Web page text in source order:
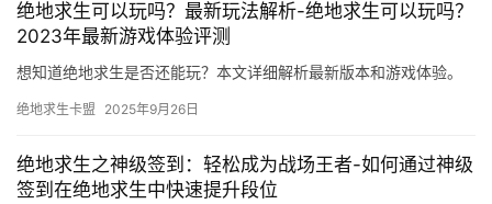
绝地求生可以玩吗？最新玩法解析-绝地求生可以玩吗？
2023年最新游戏体验评测
想知道绝地求生是否还能玩？本文详细解析最新版本和游戏体验。
绝地求生卡盟 2025年9月26日
绝地求生之神级签到：轻松成为战场王者-如何通过神级
签到在绝地求生中快速提升段位